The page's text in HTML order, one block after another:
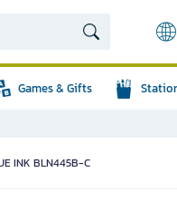
Games & Gifts
INK BLN445B-C